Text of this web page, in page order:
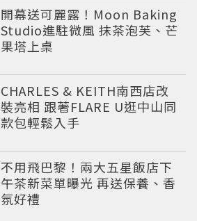
開幕送可麗露！Moon Baking
Studio進駐微風 抹茶泡芙、芒
果塔上桌
CHARLES & KEITH南西店改
裝亮相 跟著FLARE U逛中山同
款包輕鬆入手
不用飛巴黎！兩大五星飯店下
午茶新菜單曝光 再送保養、香
氛好禮